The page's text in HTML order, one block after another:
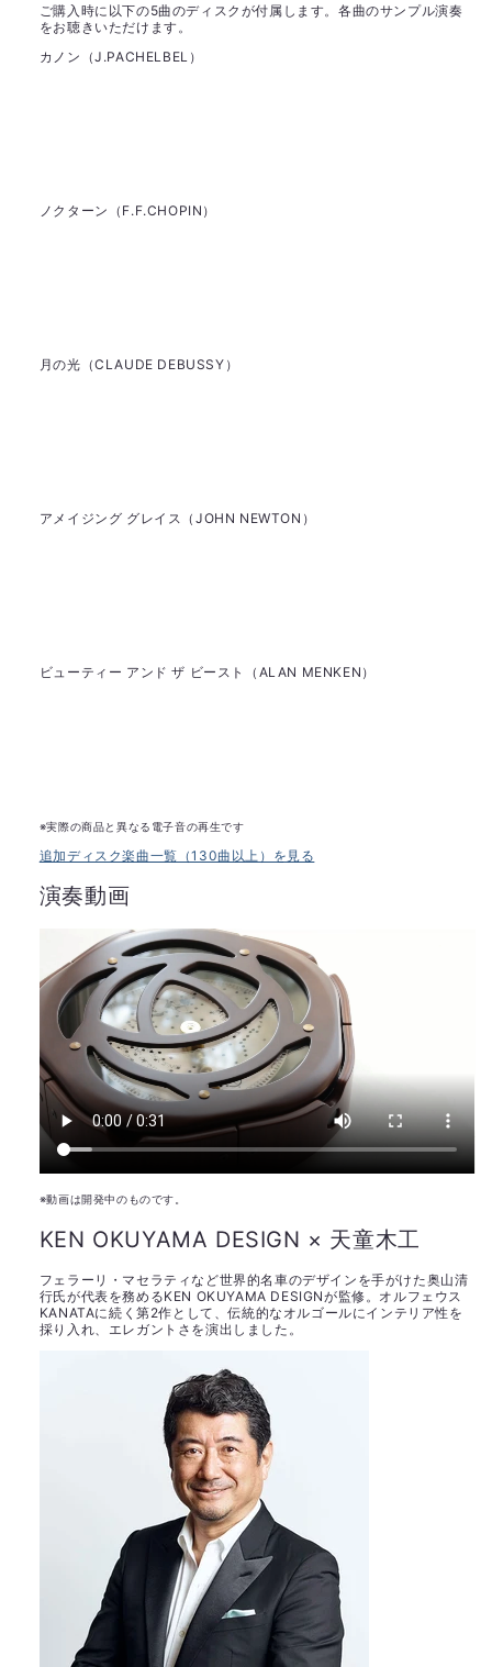
ご購入時に以下の5曲のディスクが付属します。各曲のサンプル演奏
をお聴きいただけます。
カノン（J.PACHELBEL）
ノクターン（F.F.CHOPIN）
月の光（CLAUDE DEBUSSY）
アメイジング グレイス（JOHN NEWTON）
ビューティー アンド ザ ビースト（ALAN MENKEN）
※実際の商品と異なる電子音の再生です
追加ディスク楽曲一覧（130曲以上）を見る
演奏動画
※動画は開発中のものです。
KEN OKUYAMA DESIGN × 天童木工
フェラーリ・マセラティなど世界的名車のデザインを手がけた奥山清
行氏が代表を務めるKEN OKUYAMA DESIGNが監修。オルフェウス
KANATAに続く第2作として、伝統的なオルゴールにインテリア性を
採り入れ、エレガントさを演出しました。